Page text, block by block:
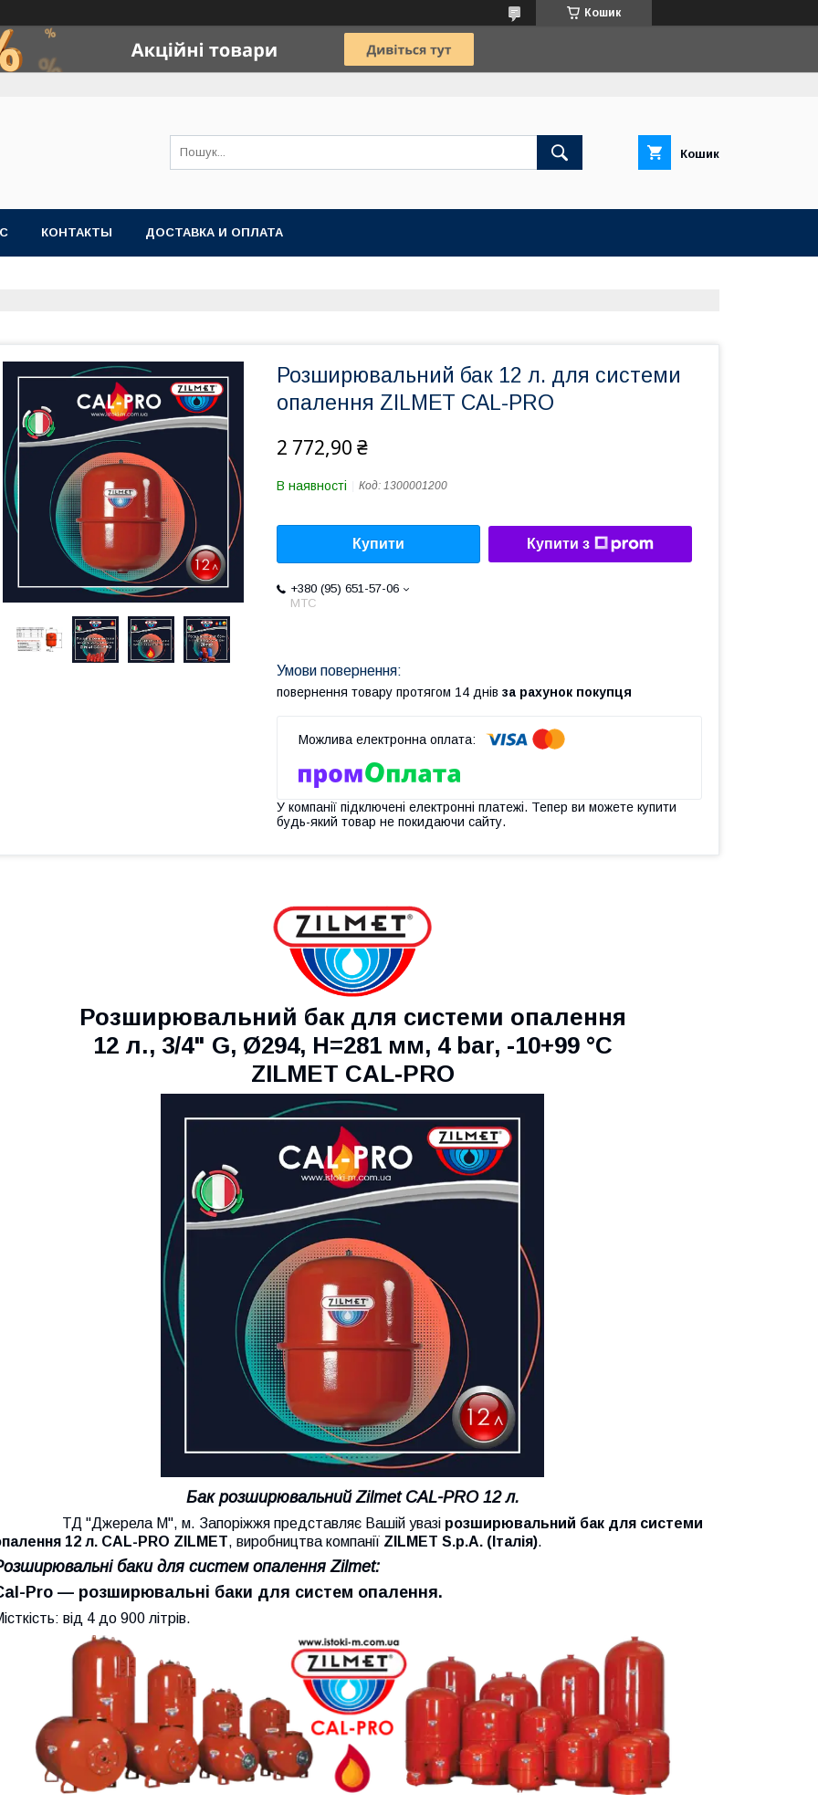
Кошик
Кошик
КОНТАКТЫ ДОСТАВКА И ОПЛАТА
Розширювальний бак 12 л. для системи
опалення ZILMET CAL-PRO
2 772,90 ₴
В наявності Код: 1300001200
Купити Купити з
+380 (95) 651-57-06
MTC
повернення товару протягом 14 днів за рахунок покупця
У компанії підключені електронні платежі. Тепер ви можете купити
будь-який товар не покидаючи сайту.
Розширювальний бак для системи опалення
12 л., 3/4" G, Ø294, H=281 мм, 4 bar, -10+99 °C
ZILMET CAL-PRO
Бак розширювальнийZilmet CAL-PRO 12 л.
"Джерела М", м. Запоріжжя представляє Вашій увазі розширювальний бак для системи
12 л. CAL-PRO ZILMET, виробництва компанії ZILMET S.p.A. (Італія).
баки для систем опалення Zilmet:
Pro — розширювальні баки для систем опалення.
від 4 до 900 літрів.